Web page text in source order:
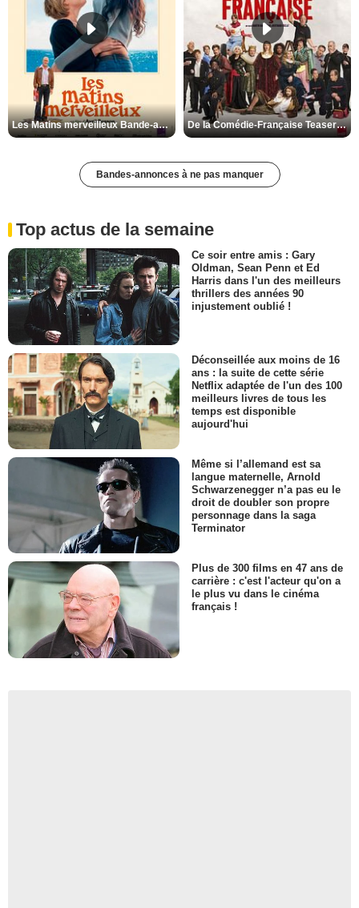
Les Matins merveilleux Bande-annonce VF De la Comédie-Française Teaser VF
Bandes-annonces à ne pas manquer
Top actus de la semaine
Ce soir entre amis : Gary
Oldman, Sean Penn et Ed
Harris dans l'un des meilleurs
thrillers des années 90
injustement oublié !
Déconseillée aux moins de 16
ans : la suite de cette série
Netflix adaptée de l'un des 100
meilleurs livres de tous les
temps est disponible
aujourd'hui
Même si l’allemand est sa
langue maternelle, Arnold
Schwarzenegger n’a pas eu le
droit de doubler son propre
personnage dans la saga
Terminator
Plus de 300 films en 47 ans de
carrière : c'est l'acteur qu'on a
le plus vu dans le cinéma
français !